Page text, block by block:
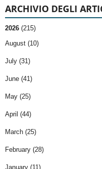
ARCHIVIO DEGLI
2026 (215)
August (10)
July (31)
June (41)
May (25)
April (44)
March (25)
February (28)
January (11)